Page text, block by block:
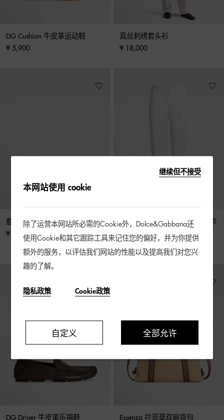
DG Cushion 牛皮革运动鞋
¥ 5,900
真丝刺绣套头衫
¥ 18,000
鹿皮纹印花牛皮革腰带
¥ 5,900
DG LOGO 刺绣轻薄弹力棉质华
达呢半松紧腰头长裤
DG Driver 牛皮革乐福鞋 Essenza 拉菲草双肩背包
继续但不接受
本网站使用 cookie
除了运营本网站所必需的Cookie外，Dolce&Gabbana还
使用Cookie和其它跟踪工具来记住您的偏好，并为你提供
额外的服务，以评估我们网站的性能以及提高我们对您兴
趣的了解。
隐私政策 Cookie政策
自定义 全部允许